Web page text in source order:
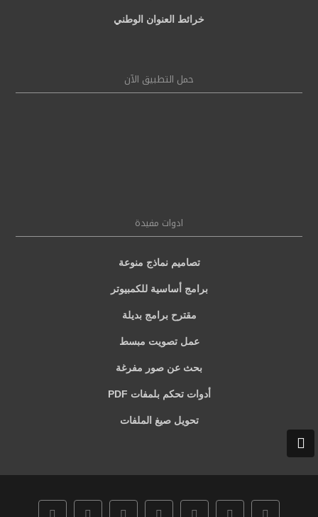
خرائط العنوان الوطني
حمل التطبيق الآن
ادوات مفيدة
تصاميم نماذج منوعة
برامج أساسية للكمبيوتر
مقترح برامج بديلة
عمل تصويت مبسط
بحث عن صور مفرغة
أدوات تحكم بلمفات PDF
تحويل صيغ الملفات